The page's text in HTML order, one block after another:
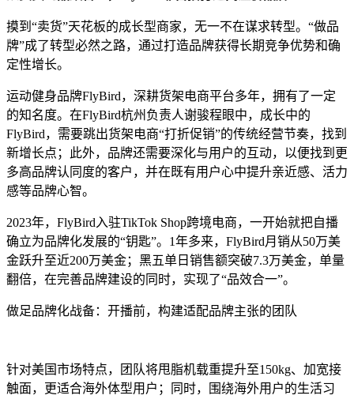
摸到“卖货”天花板的成长型商家，无一不在谋求转型。“做品
牌”成了转型必然之路，通过打造品牌获得长期竞争优势和确
定性增长。
运动健身品牌FlyBird，深耕货架电商平台多年，拥有了一定
的知名度。在FlyBird杭州负责人谢骏程眼中，成长中的
FlyBird，需要跳出货架电商“打折促销”的传统经营节奏，找到
新增长点；此外，品牌还需要深化与用户的互动，以便找到更
多高品牌认同度的客户，并在既有用户心中提升亲近感、活力
感等品牌心智。
2023年，FlyBird入驻TikTok Shop跨境电商，一开始就把自播
确立为品牌化发展的“钥匙”。1年多来，FlyBird月销从50万美
金跃升至近200万美金；黑五单日销售额突破7.3万美金，单量
翻倍，在完善品牌建设的同时，实现了“品效合一”。
做足品牌化战备：开播前，构建适配品牌主张的团队
针对美国市场特点，团队将甩脂机载重提升至150kg、加宽接
触面，更适合海外体型用户；同时，围绕海外用户的生活习